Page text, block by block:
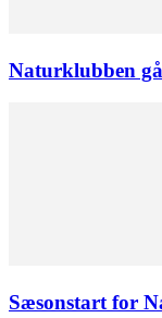
Naturklubben
Sæsonstart for